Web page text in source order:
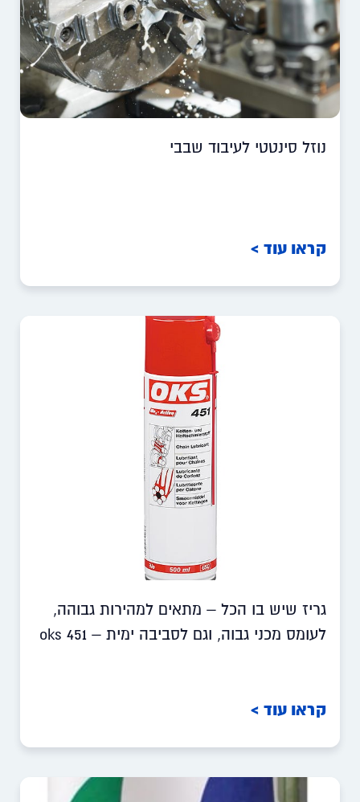
נוזל סינטטי לעיבוד שבבי
קראו עוד >
גריז שיש בו הכל – מתאים למהירות גבוהה,
לעומס מכני גבוה, וגם לסביבה ימית – oks 451
קראו עוד >